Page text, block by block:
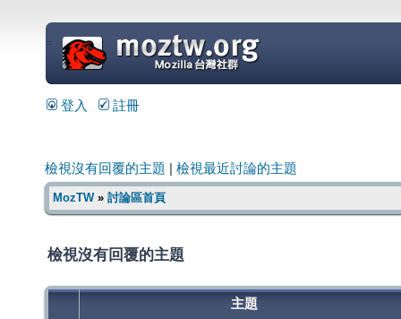
=
登入 註冊
檢視沒有回覆的主題 檢視最近討論的主題
MozTW» 討論區首頁
檢視沒有回覆的主題
主題